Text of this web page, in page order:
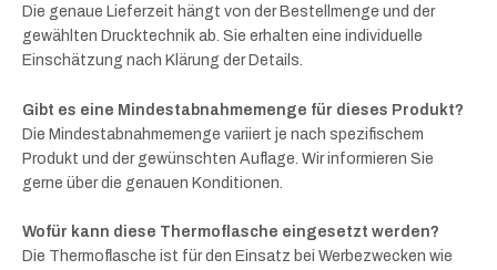
Die genaue Lieferzeit hängt von der Bestellmenge und der
gewählten Drucktechnik ab. Sie erhalten eine individuelle
Einschätzung nach Klärung der Details.
Gibt es eine Mindestabnahmemenge für dieses Produkt?
Die Mindestabnahmemenge variiert je nach spezifischem
Produkt und der gewünschten Auflage. Wir informieren Sie
gerne über die genauen Konditionen.
Wofür kann diese Thermoflasche eingesetzt werden?
Die Thermoflasche ist für den Einsatz bei Werbezwecken wie